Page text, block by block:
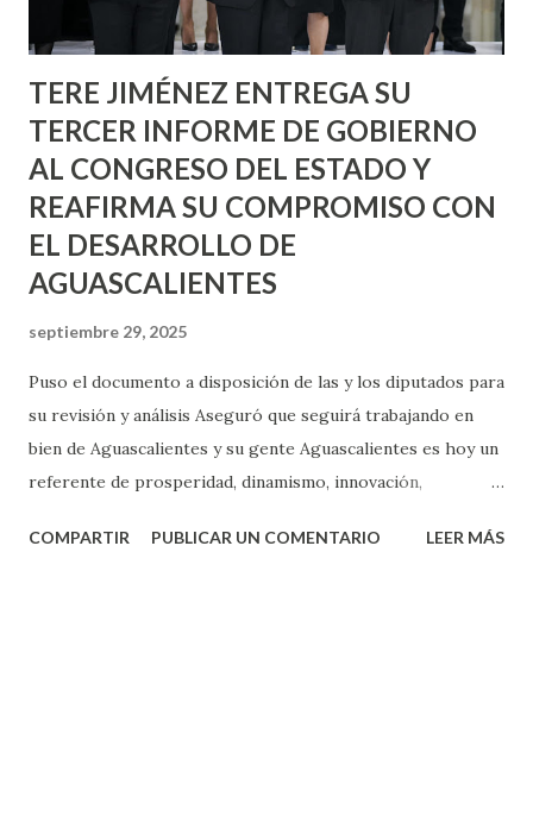
TERE JIMÉNEZ ENTREGA SU
TERCER INFORME DE GOBIERNO
AL CONGRESO DEL ESTADO Y
REAFIRMA SU COMPROMISO CON
EL DESARROLLO DE
AGUASCALIENTES
septiembre 29, 2025
Puso el documento a disposición de las y los diputados para
su revisión y análisis Aseguró que seguirá trabajando en
bien de Aguascalientes y su gente Aguascalientes es hoy un
referente de prosperidad, dinamismo, innovación,
Jiménez En cumplimiento a lo que establece la ley, la
COMPARTIR PUBLICAR UN COMENTARIO LEER MÁS